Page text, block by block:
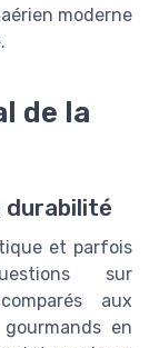
moderne
de la
durabilité
et parfois
sur
aux
en